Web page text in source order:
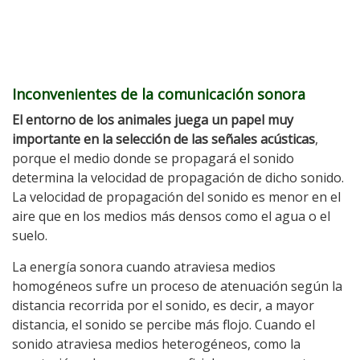
Inconvenientes de la comunicación sonora
El entorno de los animales juega un papel muy
importante en la selección de las señales acústicas,
porque el medio donde se propagará el sonido
determina la velocidad de propagación de dicho sonido.
La velocidad de propagación del sonido es menor en el
aire que en los medios más densos como el agua o el
suelo.
La energía sonora cuando atraviesa medios
homogéneos sufre un proceso de atenuación según la
distancia recorrida por el sonido, es decir, a mayor
distancia, el sonido se percibe más flojo. Cuando el
sonido atraviesa medios heterogéneos, como la